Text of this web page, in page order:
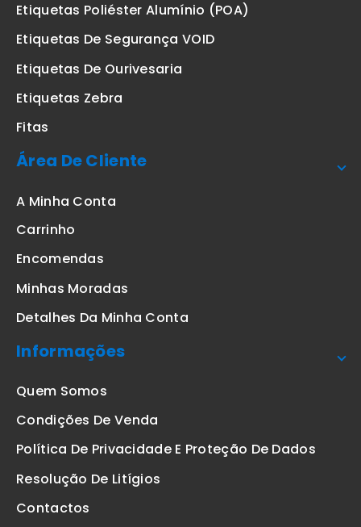
Etiquetas Poliéster Alumínio (POA)
Etiquetas De Segurança VOID
Etiquetas De Ourivesaria
Etiquetas Zebra
Fitas
Área De Cliente
A Minha Conta
Carrinho
Encomendas
Minhas Moradas
Detalhes Da Minha Conta
Informações
Quem Somos
Condições De Venda
Política De Privacidade E Proteção De Dados
Resolução De Litígios
Contactos